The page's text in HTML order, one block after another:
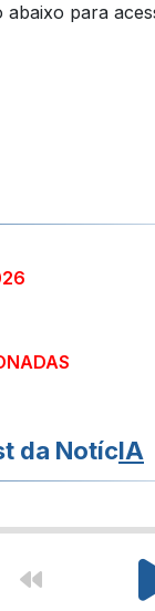
para
da NotícIA